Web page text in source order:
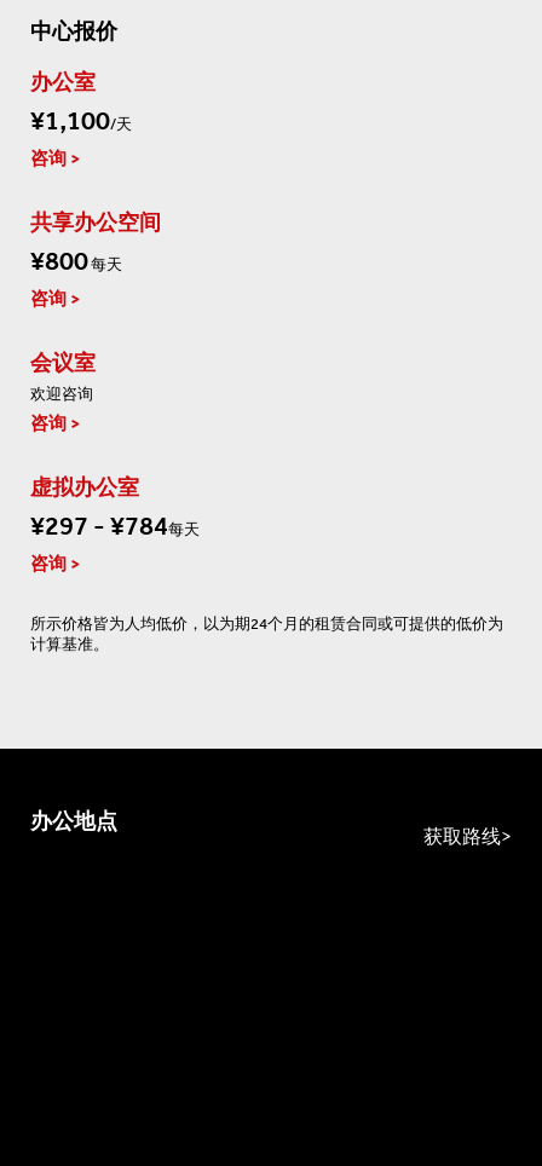
中心报价
办公室
¥1,100/天
咨询
共享办公空间
¥800每天
咨询
会议室
欢迎咨询
咨询
虚拟办公室
¥297 - ¥784每天
咨询
所示价格皆为人均低价，以为期24个月的租赁合同或可提供的低价为
计算基准。
办公地点
获取路线